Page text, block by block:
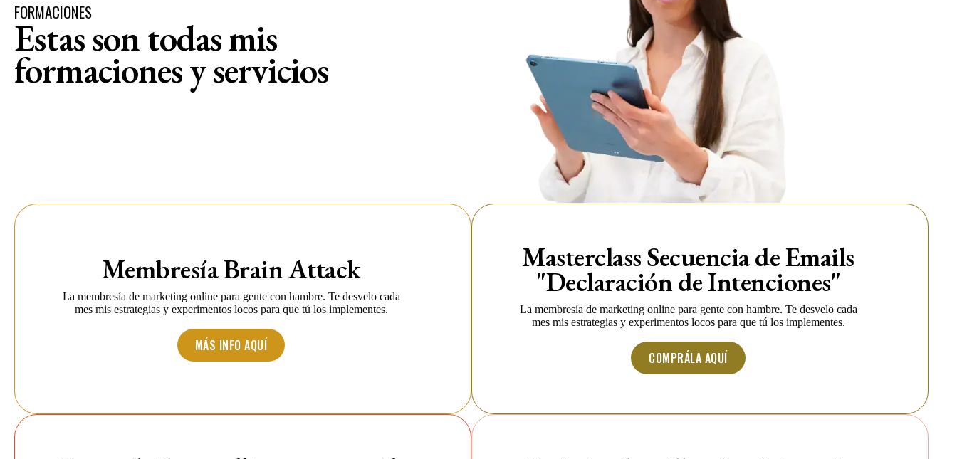
FORMACIONES
Estas son todas mis
formaciones y servicios
Membresía Brain Attack
La membresía de marketing online para gente con hambre. Te desvelo cada
mes mis estrategias y experimentos locos para que tú los implementes.
MÁS INFO AQUÍ
Masterclass Secuencia de Emails
"Declaración de Intenciones"
La membresía de marketing online para gente con hambre. Te desvelo cada
mes mis estrategias y experimentos locos para que tú los implementes.
COMPRÁLA AQUÍ